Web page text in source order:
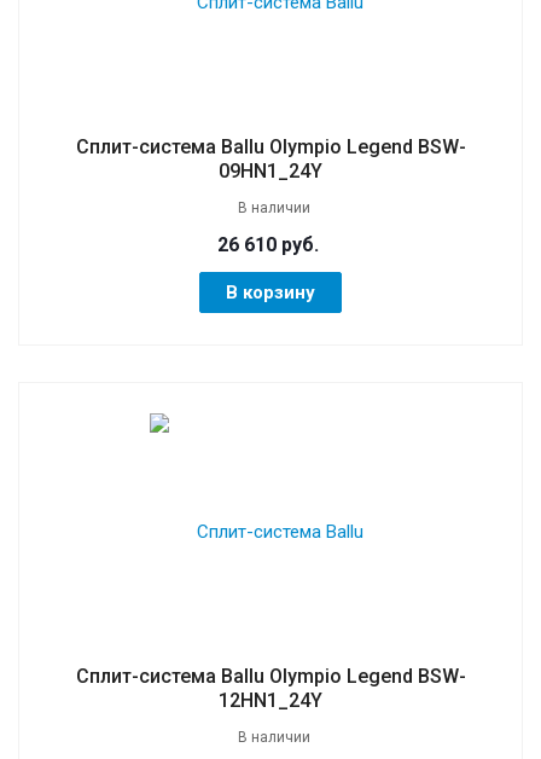
Сплит-система Ballu Olympio Legend BSW-
09HN1_24Y
В наличии
26 610 руб.
В корзину
Сплит-система Ballu Olympio Legend BSW-
12HN1_24Y
В наличии